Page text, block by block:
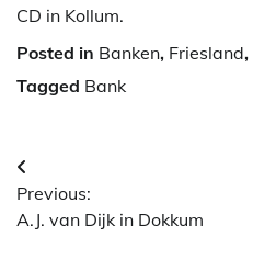
CD in Kollum.
Posted in Banken, Friesland,
Tagged Bank
Berichtnavigatie
Previous:
A.J. van Dijk in Dokkum